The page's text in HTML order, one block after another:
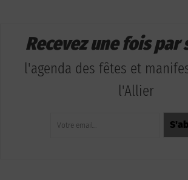
Recevez une fois par
l'agenda des fêtes et
l'Allier